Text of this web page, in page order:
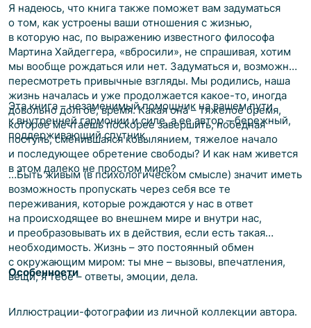
Я надеюсь, что книга также поможет вам задуматься
о том, как устроены ваши отношения с жизнью,
в которую нас, по выражению известного философа
Мартина Хайдеггера, «вбросили», не спрашивая, хотим
мы вообще рождаться или нет. Задуматься и, возможно,
пересмотреть привычные взгляды. Мы родились, наша
жизнь началась и уже продолжается какое-то, иногда
довольно долгое, время. Какая она – тяжелое бремя,
которое мечтаешь поскорее завершить, победная
поступь, сменившаяся ковылянием, тяжелое начало
и последующее обретение свободы? И как нам живется
в этом далеко не простом мире?
Эта книга – незаменимый помощник на вашем пути
к внутренней гармонии и силе, а ее автор – бережный,
поддерживающий спутник.
…Быть живым (в психологическом смысле) значит иметь
возможность пропускать через себя все те
переживания, которые рождаются у нас в ответ
на происходящее во внешнем мире и внутри нас,
и преобразовывать их в действия, если есть такая
необходимость. Жизнь – это постоянный обмен
с окружающим миром: ты мне – вызовы, впечатления,
вещи, я тебе – ответы, эмоции, дела.
Особенности
Иллюстрации-фотографии из личной коллекции автора.